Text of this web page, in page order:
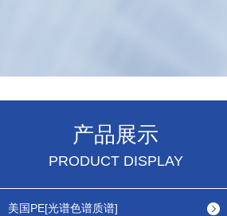
产品展示
PRODUCT DISPLAY
美国PE[光谱色谱质谱]